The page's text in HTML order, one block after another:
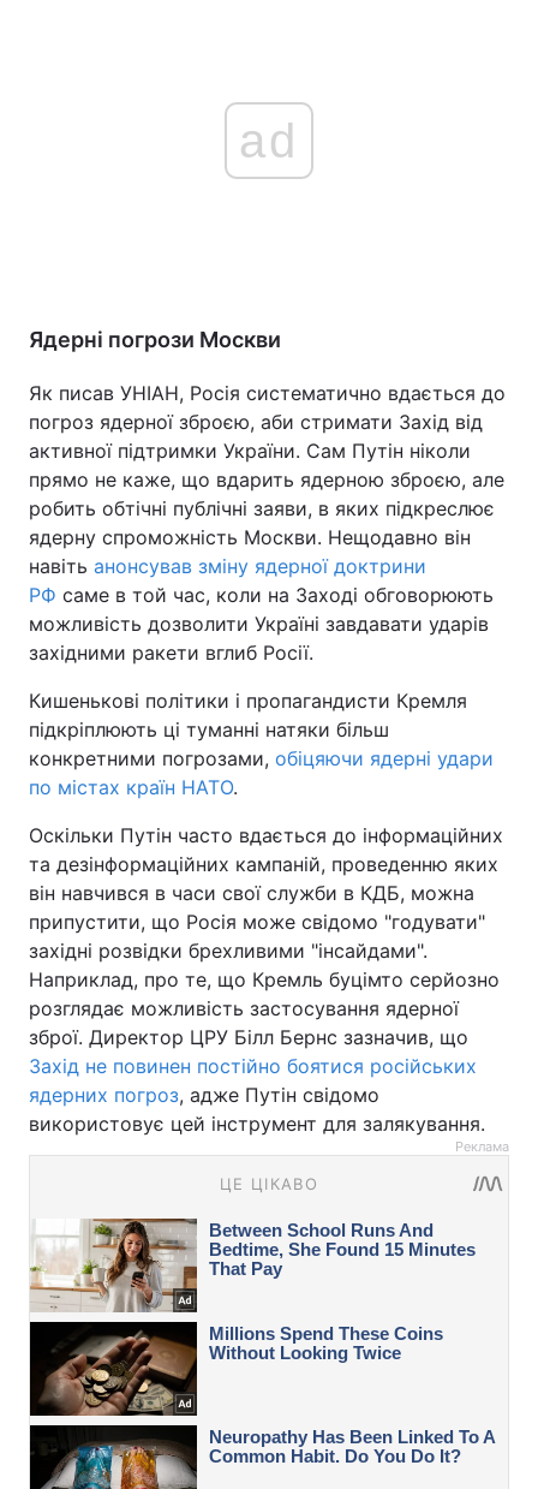
ad
Ядерні погрози Москви
Як писав УНІАН, Росія систематично вдається до
погроз ядерної зброєю, аби стримати Захід від
активної підтримки України. Сам Путін ніколи
прямо не каже, що вдарить ядерною зброєю, але
робить обтічні публічні заяви, в яких підкреслює
ядерну спроможність Москви. Нещодавно він
навіть анонсував зміну ядерної доктрини
РФ саме в той час, коли на Заході обговорюють
можливість дозволити Україні завдавати ударів
західними ракети вглиб Росії.
Кишенькові політики і пропагандисти Кремля
підкріплюють ці туманні натяки більш
конкретними погрозами, обіцяючи ядерні удари
по містах країн НАТО.
Оскільки Путін часто вдається до інформаційних
та дезінформаційних кампаній, проведенню яких
він навчився в часи свої служби в КДБ, можна
припустити, що Росія може свідомо "годувати"
західні розвідки брехливими "інсайдами".
Наприклад, про те, що Кремль буцімто серйозно
розглядає можливість застосування ядерної
зброї. Директор ЦРУ Білл Бернс зазначив, що
Захід не повинен постійно боятися російських
ядерних погроз, адже Путін свідомо
використовує цей інструмент для залякування.
Реклама